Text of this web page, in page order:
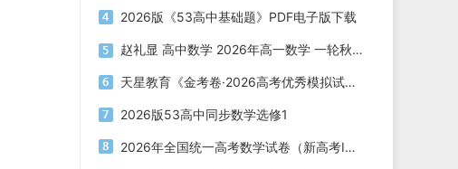
2026版《53高中基础题》PDF电子版下载
赵礼显 高中数学 2026年高一数学 一轮秋季班
天星教育《金考卷·2026高考优秀模拟试卷汇编45套 (全国版) 》
2026版53高中同步数学选修1
2026年全国统一高考数学试卷（新高考Ⅰ卷）PDF电子版下载